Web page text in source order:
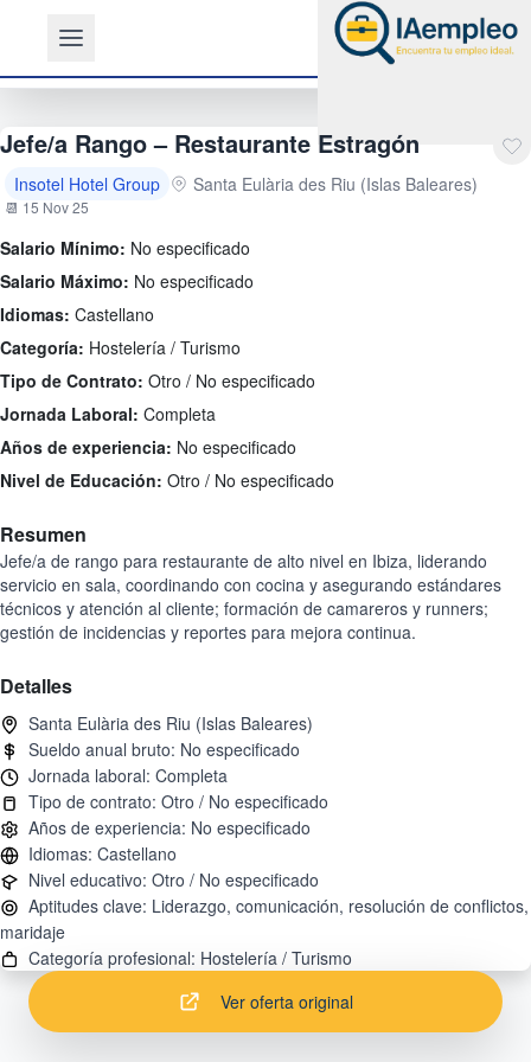
Jefe/a Rango – Restaurante Estragón
Insotel Hotel Group Santa Eulària des Riu (Islas Baleares)
📆 15 Nov 25
Salario Mínimo: No especificado
Salario Máximo: No especificado
Idiomas: Castellano
Categoría: Hostelería / Turismo
Tipo de Contrato: Otro / No especificado
Jornada Laboral: Completa
Años de experiencia: No especificado
Nivel de Educación: Otro / No especificado
Resumen
Jefe/a de rango para restaurante de alto nivel en Ibiza, liderando
servicio en sala, coordinando con cocina y asegurando estándares
técnicos y atención al cliente; formación de camareros y runners;
gestión de incidencias y reportes para mejora continua.
Detalles
Aptitudes clave: Liderazgo, comunicación, resolución de conflictos,
Ver oferta original